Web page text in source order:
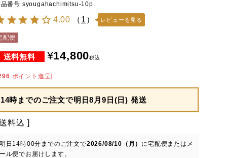
番号 syougahachimitsu-10p
4.00 （ 1） レビューを見る
配便
¥14,800税込
ポイント進呈]
14時までのご注文で明日8月9日(日) 発送
料込
日 14時00分 までのご注文で2026/08/10（月） に宅配便またはメ
ル便でお届けします。